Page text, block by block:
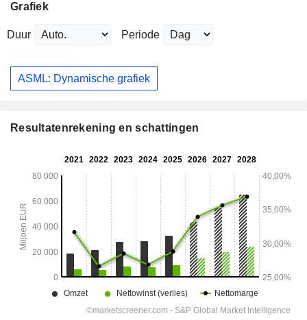
Grafiek
Duur Periode
ASML: Dynamische grafiek
Resultatenrekening en schattingen